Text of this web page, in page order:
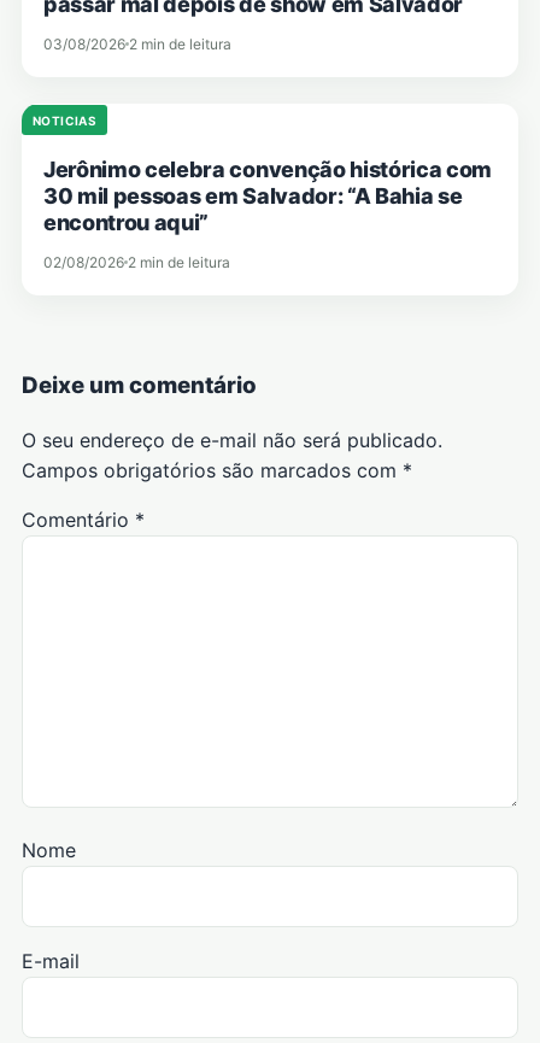
03/08/2026 2 min de leitura
NOTICIAS
Jerônimo celebra convenção histórica com
30 mil pessoas em Salvador: “A Bahia se
encontrou aqui”
02/08/2026 2 min de leitura
Deixe um comentário
O seu endereço de e-mail não será publicado.
Campos obrigatórios são marcados com *
Comentário *
Nome
E-mail